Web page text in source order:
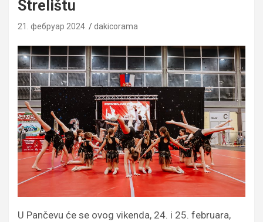
Strelištu
21. фебруар 2024. dakicorama
U Pančevu će se ovog vikenda, 24. i 25. februara,